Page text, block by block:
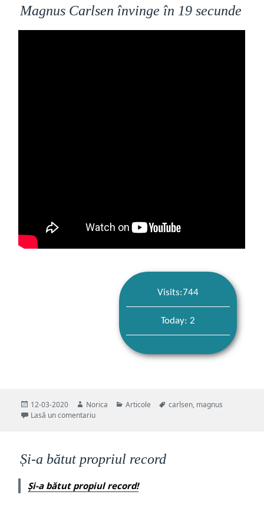
Magnus Carlsen învinge în 19 secunde
Visits:744
Today: 2
Publicat
pe
12-03-2020 Autor
Norica Categorii
Articole Etichete
carlsen, magnus
Lasă un comentariula Magnus Carlsen învinge în 19 secunde
Și-a bătut propriul record
Și-a bătut propiul record!